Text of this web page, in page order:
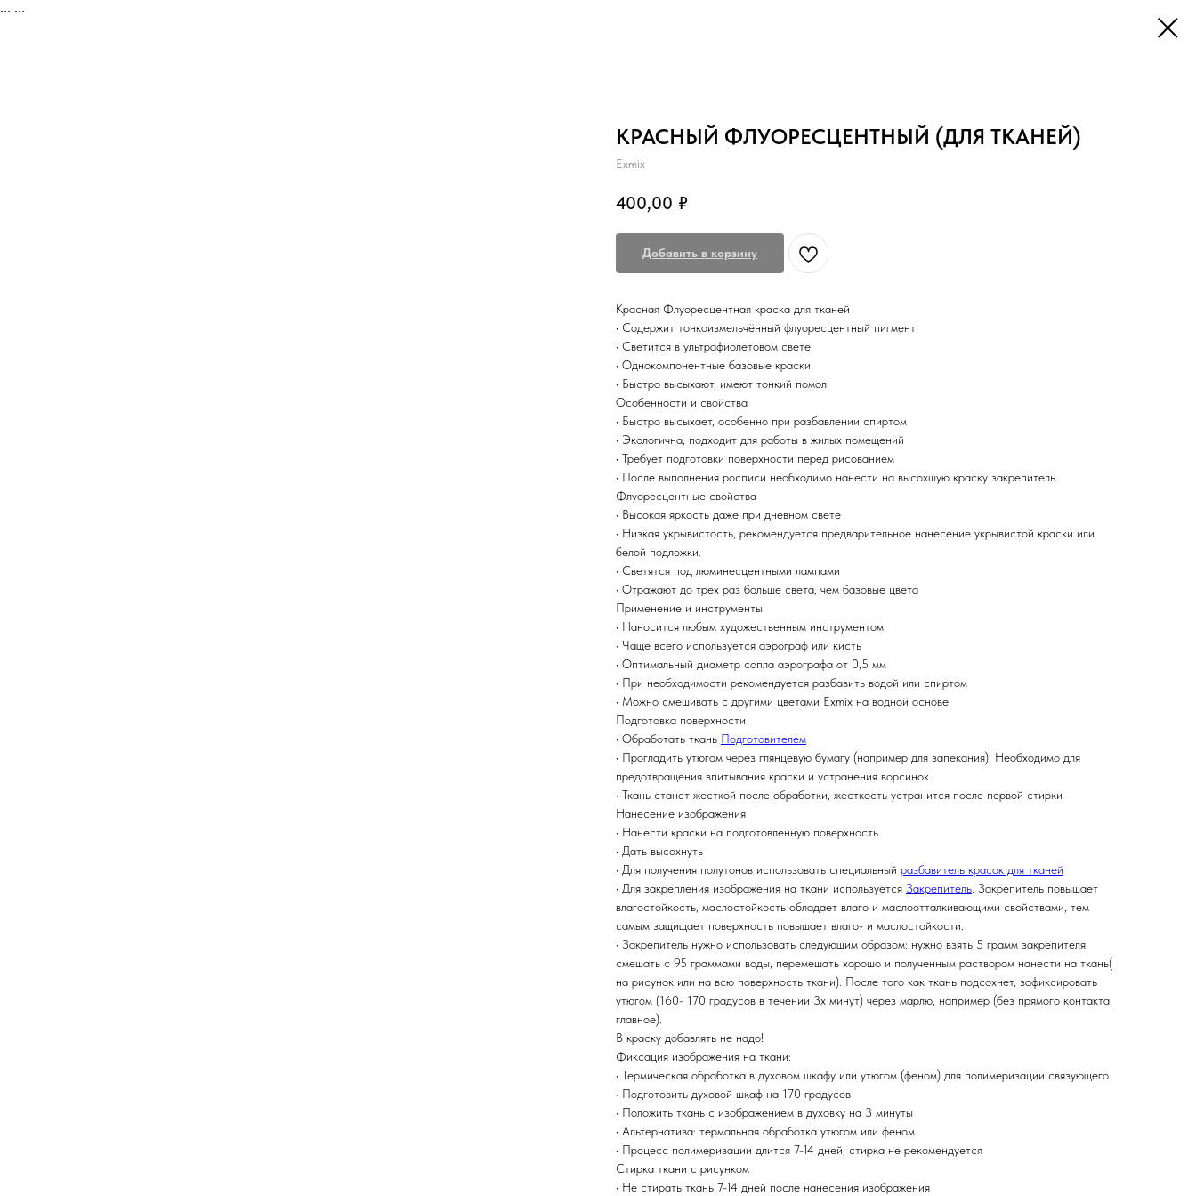
... ...
КРАСНЫЙ ФЛУОРЕСЦЕНТНЫЙ (ДЛЯ ТКАНЕЙ)
Exmix
400,00 ₽
Добавить в корзину
Красная Флуоресцентная краска для тканей
• Содержит тонкоизмельчённый флуоресцентный пигмент
• Светится в ультрафиолетовом свете
• Однокомпонентные базовые краски
• Быстро высыхают, имеют тонкий помол
Особенности и свойства
• Быстро высыхает, особенно при разбавлении спиртом
• Экологична, подходит для работы в жилых помещений
• Требует подготовки поверхности перед рисованием
• После выполнения росписи необходимо нанести на высохшую краску закрепитель.
Флуоресцентные свойства
• Высокая яркость даже при дневном свете
• Низкая укрывистость, рекомендуется предварительное нанесение укрывистой краски или
белой подложки.
• Светятся под люминесцентными лампами
• Отражают до трех раз больше света, чем базовые цвета
Применение и инструменты
• Наносится любым художественным инструментом
• Чаще всего используется аэрограф или кисть
• Оптимальный диаметр сопла аэрографа от 0,5 мм
• При необходимости рекомендуется разбавить водой или спиртом
• Можно смешивать с другими цветами Exmix на водной основе
Подготовка поверхности
• Обработать ткань Подготовителем
• Прогладить утюгом через глянцевую бумагу (например для запекания). Необходимо для
предотвращения впитывания краски и устранения ворсинок
• Ткань станет жесткой после обработки, жесткость устранится после первой стирки
Нанесение изображения
• Нанести краски на подготовленную поверхность
• Дать высохнуть
• Для получения полутонов использовать специальный разбавитель красок для тканей
• Для закрепления изображения на ткани используется Закрепитель . Закрепитель повышает
влагостойкость, маслостойкость обладает влаго и маслоотталкивающими свойствами, тем
самым защищает поверхность повышает влаго- и маслостойкости.
• Закрепитель нужно использовать следующим образом: нужно взять 5 грамм закрепителя,
смешать с 95 граммами воды, перемешать хорошо и полученным раствором нанести на ткань(
на рисунок или на всю поверхность ткани). После того как ткань подсохнет, зафиксировать
утюгом (160- 170 градусов в течении 3х минут) через марлю, например (без прямого контакта,
главное).
В краску добавлять не надо!
Фиксация изображения на ткани:
• Термическая обработка в духовом шкафу или утюгом (феном) для полимеризации связующего.
• Подготовить духовой шкаф на 170 градусов
• Положить ткань с изображением в духовку на 3 минуты
• Альтернатива: термальная обработка утюгом или феном
• Процесс полимеризации длится 7-14 дней, стирка не рекомендуется
Стирка ткани с рисунком
• Не стирать ткань 7-14 дней после нанесения изображения